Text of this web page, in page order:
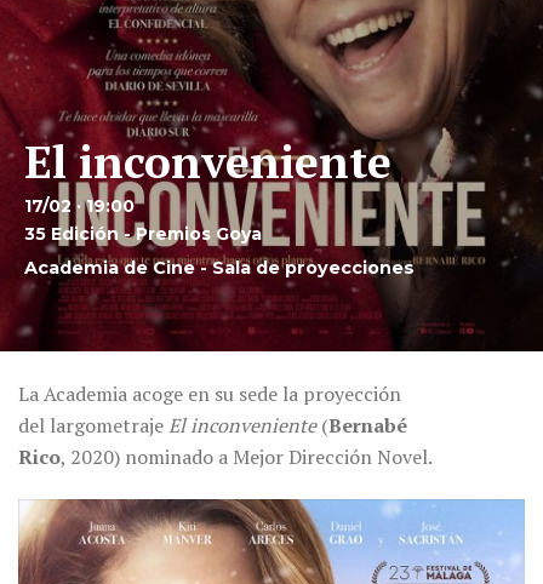
El inconveniente
17/02 · 19:00
35 Edición - Premios Goya
Academia de Cine - Sala de proyecciones
La Academia acoge en su sede la proyección
del largometrajeEl inconveniente(Bernabé
Rico, 2020) nominado a Mejor Dirección Novel.